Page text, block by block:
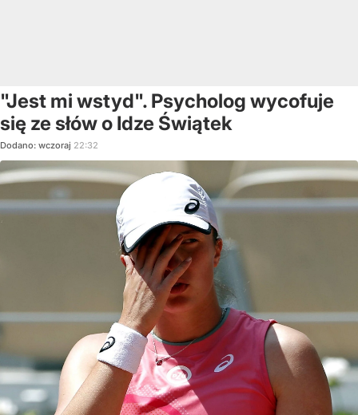
"Jest mi wstyd". Psycholog wycofuje
się ze słów o Idze Świątek
Dodano: wczoraj 22:32